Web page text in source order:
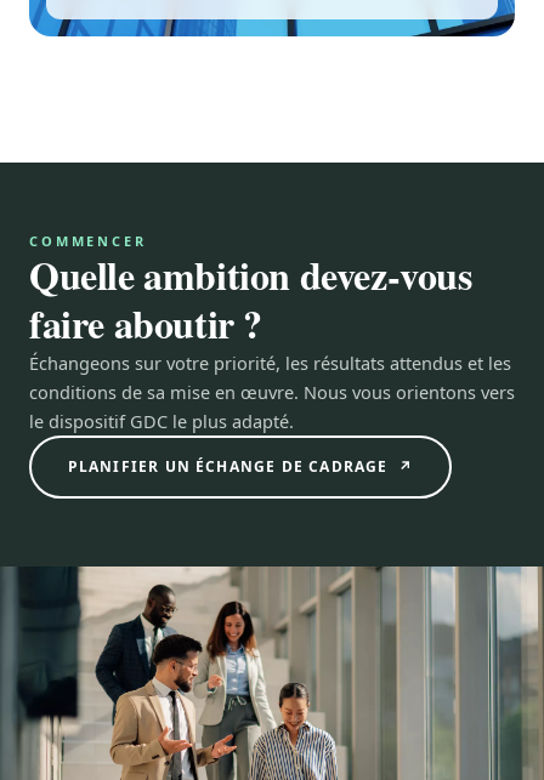
COMMENCER
Quelle ambition devez-vous
faire aboutir ?
Échangeons sur votre priorité, les résultats attendus et les
conditions de sa mise en œuvre. Nous vous orientons vers
le dispositif GDC le plus adapté.
PLANIFIER UN ÉCHANGE DE CADRAGE ↗